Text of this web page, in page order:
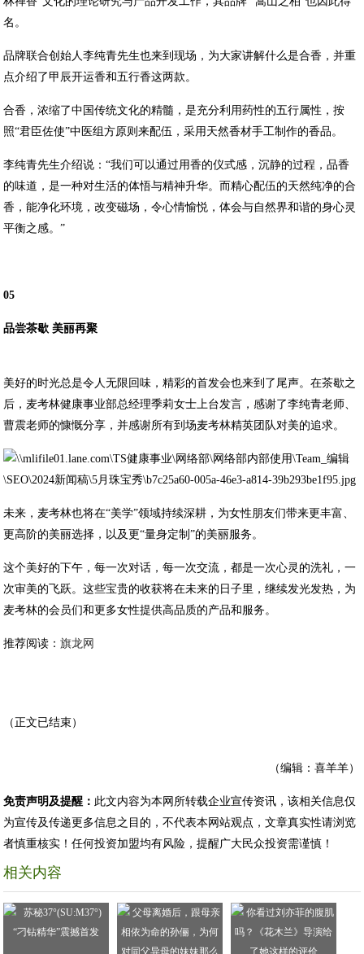
名。
品牌联合创始人李纯青先生也来到现场，为大家讲解什么是合香，并重
点介绍了甲辰开运香和五行香这两款。
合香，浓缩了中国传统文化的精髓，是充分利用药性的五行属性，按
照“君臣佐使”中医组方原则来配伍，采用天然香材手工制作的香品。
李纯青先生介绍说：“我们可以通过用香的仪式感，沉静的过程，品香
的味道，是一种对生活的体悟与精神升华。而精心配伍的天然纯净的合
香，能净化环境，改变磁场，令心情愉悦，体会与自然界和谐的身心灵
平衡之感。”
05
品尝茶歇 美丽再聚
美好的时光总是令人无限回味，精彩的首发会也来到了尾声。在茶歇之
后，麦考林健康事业部总经理季莉女士上台发言，感谢了李纯青老师、
曹震老师的慷慨分享，并感谢所有到场麦考林精英团队对美的追求。
未来，麦考林也将在“美学”领域持续深耕，为女性朋友们带来更丰富、
更高阶的美丽选择，以及更“量身定制”的美丽服务。
这个美好的下午，每一次对话，每一次交流，都是一次心灵的洗礼，一
次审美的飞跃。这些宝贵的收获将在未来的日子里，继续发光发热，为
麦考林的会员们和更多女性提供高品质的产品和服务。
推荐阅读：旗龙网
（正文已结束）
（编辑：喜羊羊）
免责声明及提醒： 此文内容为本网所转载企业宣传资讯，该相关信息仅
为宣传及传递更多信息之目的，不代表本网站观点，文章真实性请浏览
者慎重核实！任何投资加盟均有风险，提醒广大民众投资需谨慎！
相关内容